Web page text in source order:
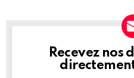
NEWSLETTER
Recevez nos